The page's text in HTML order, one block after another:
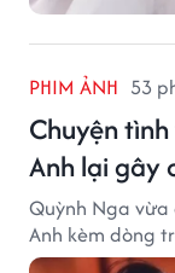
PHIM ẢNH 53
Chuyện
Anh lại gây
Quỳnh Nga vừa
Anh kèm dòng